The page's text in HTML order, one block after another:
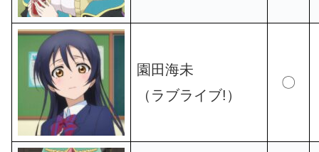
園田海未
（ラブライブ!）
〇